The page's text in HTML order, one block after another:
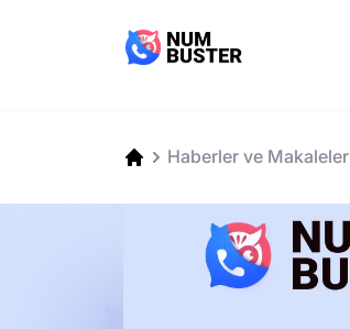
Haberler ve Makaleler